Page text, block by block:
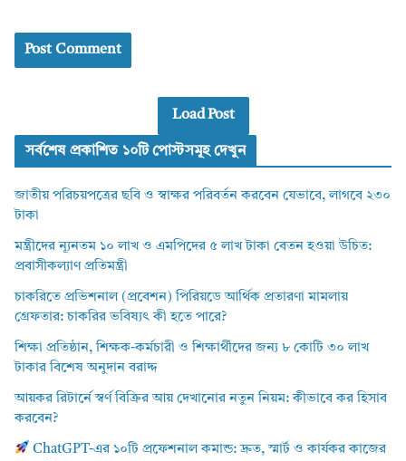
Load Post
সর্বশেষ প্রকাশিত ১০টি পোস্টসমূহ দেখুন
জাতীয় পরিচয়পত্রের ছবি ও স্বাক্ষর পরিবর্তন করবেন যেভাবে, লাগবে ২৩০
টাকা
মন্ত্রীদের ন্যূনতম ১০ লাখ ও এমপিদের ৫ লাখ টাকা বেতন হওয়া উচিত:
প্রবাসীকল্যাণ প্রতিমন্ত্রী
চাকরিতে প্রভিশনাল (প্রবেশন) পিরিয়ডে আর্থিক প্রতারণা মামলায়
গ্রেফতার: চাকরির ভবিষ্যৎ কী হতে পারে?
শিক্ষা প্রতিষ্ঠান, শিক্ষক-কর্মচারী ও শিক্ষার্থীদের জন্য ৮ কোটি ৩০ লাখ
টাকার বিশেষ অনুদান বরাদ্দ
আয়কর রিটার্নে স্বর্ণ বিক্রির আয় দেখানোর নতুন নিয়ম: কীভাবে কর হিসাব
করবেন?
ChatGPT-এর ১০টি প্রফেশনাল কমান্ড: দ্রুত, স্মার্ট ও কার্যকর কাজের